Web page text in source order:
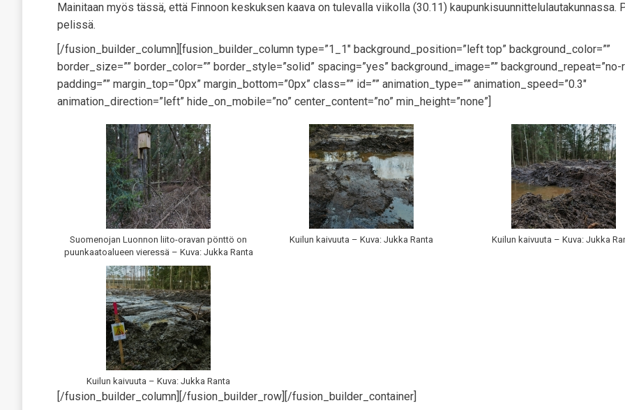
Mainitaan myös tässä, että Finnoon keskuksen kaava on tulevalla viikolla (30.11) kaupunkisuunnittelulautakunnassa.
pelissä.
[/fusion_builder_column][fusion_builder_column type=”1_1″ background_position=”left top” background_color=””
border_size=”” border_color=”” border_style=”solid” spacing=”yes” background_image=”” background_repeat=”no-
padding=”” margin_top=”0px” margin_bottom=”0px” class=”” id=”” animation_type=”” animation_speed=”0.3″
animation_direction=”left” hide_on_mobile=”no” center_content=”no” min_height=”none”]
Suomenojan Luonnon liito-oravan pönttö on
puunkaatoalueen vieressä – Kuva: Jukka Ranta
Kuilun kaivuuta – Kuva: Jukka Ranta Kuilun kaivuuta – Kuva: Jukka
Kuilun kaivuuta – Kuva: Jukka Ranta
[/fusion_builder_column][/fusion_builder_row][/fusion_builder_container]